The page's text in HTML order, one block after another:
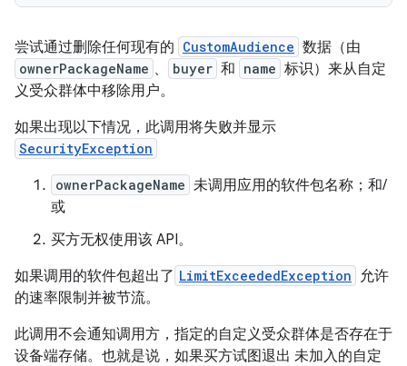
尝试通过删除任何现有的 CustomAudience 数据（由
ownerPackageName 、 buyer 和 name 标识）来从自定
义受众群体中移除用户。
如果出现以下情况，此调用将失败并显示
SecurityException
ownerPackageName 未调用应用的软件包名称；和/
或
买方无权使用该 API。
如果调用的软件包超出了 LimitExceededException 允许
的速率限制并被节流。
此调用不会通知调用方，指定的自定义受众群体是否存在于
设备端存储。也就是说，如果买方试图退出 未加入的自定